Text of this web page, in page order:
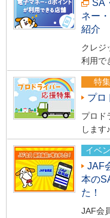
SA
ネー
紹介
クレジ
利用で
特集
プロ
プロド
します♪
イベ
JAF
本の
た！
JAF会